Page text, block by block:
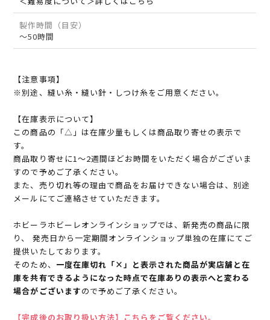
製作時間（目安）
～50時間
【注意事項】
※別途、縫い糸・縫い針・しつけ糸をご用意ください。
【在庫表示について】
この商品の「△」は在庫少量もしくは商品取り寄せの表示で
す。
商品取り寄せに1～2週間ほどお時間をいただく場合がございま
すので予めご了承ください。
また、売り切れ等の理由で商品をお届けできない場合は、別途
メールにてご連絡させていただきます。
ホビーラホビーレオンラインショップでは、新発売の商品に限
り、 発売日から一定期間オンラインショップ単独の在庫にてご
提供いたしております。
そのため、 一度在庫切れ「×」と表示された商品が実店舗と在
庫を共有できるようになった時点で在庫ありの表示へと変わる
場合がございますので予めご了承ください。
【完成後のお取り扱い方法】こちらをご覧ください。